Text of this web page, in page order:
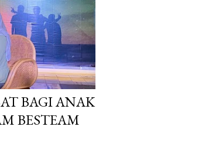
BAGI ANAK
BESTEAM